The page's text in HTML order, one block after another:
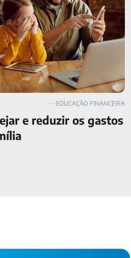
EDUCAÇÃO FINANCEIRA
e reduzir os gastos